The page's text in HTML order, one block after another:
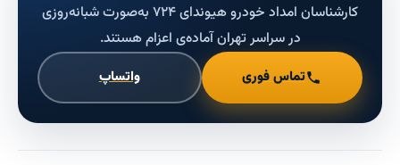
کارشناسان امداد خودرو هیوندای ۷۲۴ به‌صورت شبانه‌روزی
در سراسر تهران آماده‌ی اعزام هستند.
تماس فوری واتساپ